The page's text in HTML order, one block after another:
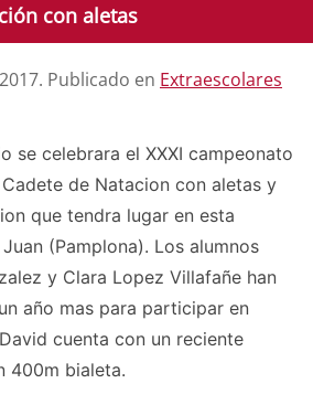
con aletas
. Publicado en Extraescolares
se celebrara el XXXI campeonato
de Natacion con aletas y
que tendra lugar en esta
(Pamplona). Los alumnos
y Clara Lopez Villafañe han
año mas para participar en
cuenta con un reciente
400m bialeta.